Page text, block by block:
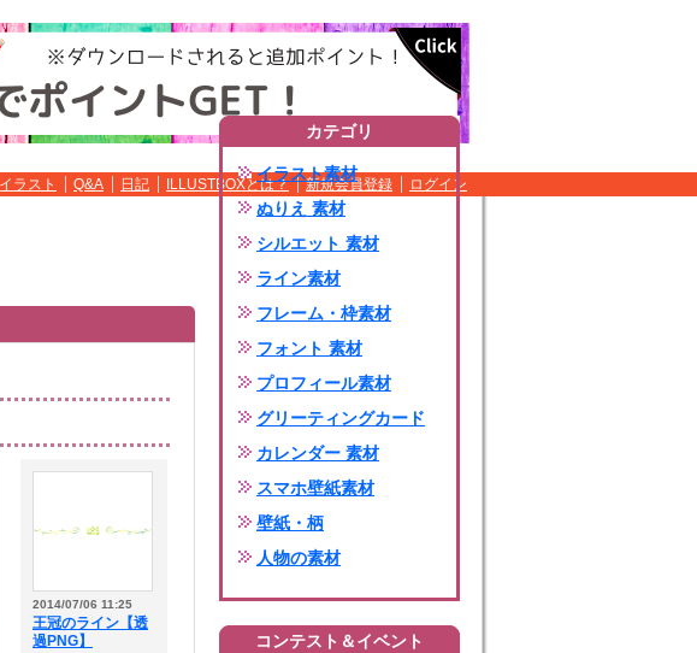
イラスト Q&A 日記 ILLUSTBOXとは？ 新規会員登録 ログイン
2014/07/06 11:25
王冠のライン【透
過PNG】
カテゴリ
イラスト素材
ぬりえ 素材
シルエット 素材
ライン素材
フレーム・枠素材
フォント 素材
プロフィール素材
グリーティングカード
カレンダー 素材
スマホ壁紙素材
壁紙・柄
人物の素材
コンテスト＆イベント